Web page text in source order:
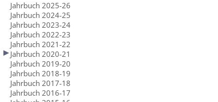
Jahrbuch 2025-26
Jahrbuch 2024-25
Jahrbuch 2023-24
Jahrbuch 2022-23
Jahrbuch 2021-22
Jahrbuch 2020-21
Jahrbuch 2019-20
Jahrbuch 2018-19
Jahrbuch 2017-18
Jahrbuch 2016-17